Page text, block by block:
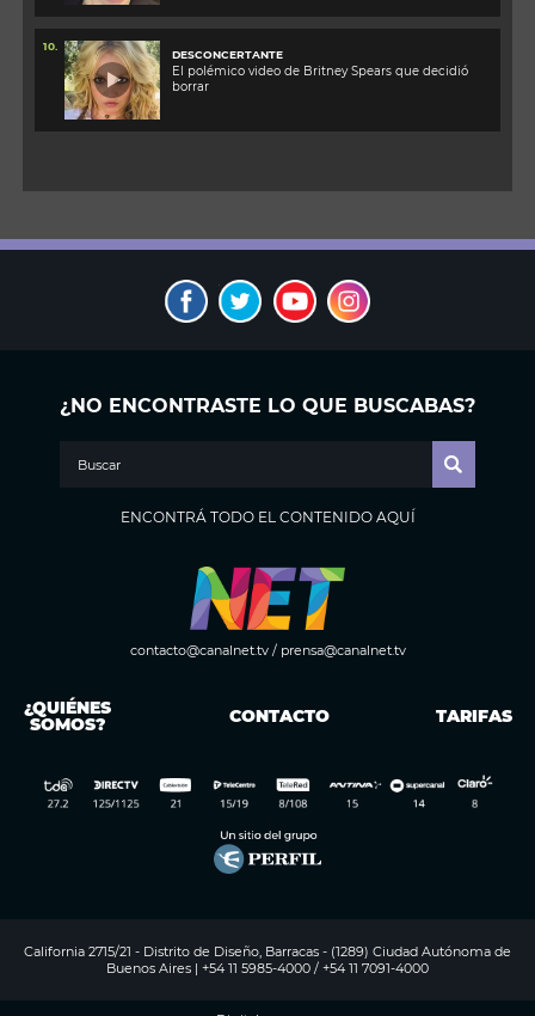
10.
DESCONCERTANTE
El polémico video de Britney Spears que decidió
borrar
¿NO ENCONTRASTE LO QUE BUSCABAS?
ENCONTRÁ TODO EL CONTENIDO AQUÍ
contacto@canalnet.tv/ prensa@canalnet.tv
¿QUIÉNES
SOMOS? CONTACTO TARIFAS
California 2715/21 - Distrito de Diseño, Barracas - (1289) Ciudad Autónoma de
Buenos Aires | +54 11 5985-4000 / +54 11 7091-4000